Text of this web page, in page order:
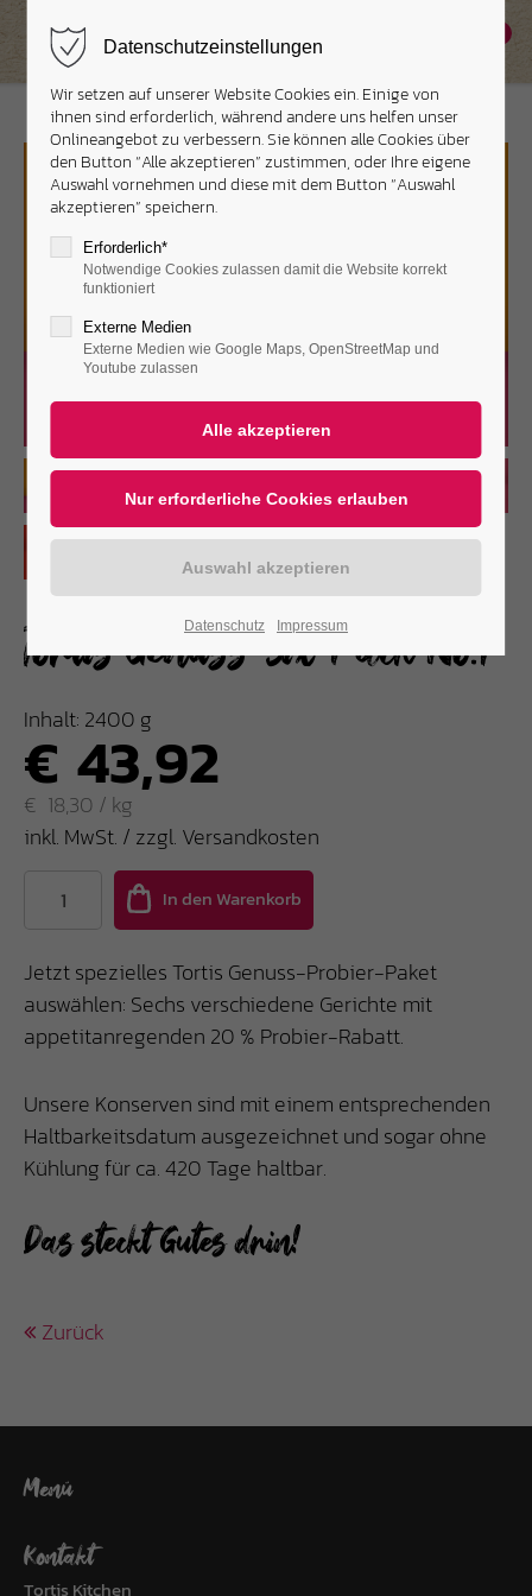
Tortis Genuss-Six-Pack No.1
Inhalt: 2400 g
€ 43,92
€ 18,30 / kg
inkl. MwSt. / zzgl. Versandkosten
Jetzt spezielles Tortis Genuss-Probier-Paket
auswählen: Sechs verschiedene Gerichte mit
appetitanregenden 20 % Probier-Rabatt.
Unsere Konserven sind mit einem entsprechenden
Haltbarkeitsdatum ausgezeichnet und sogar ohne
Kühlung für ca. 420 Tage haltbar.
Das steckt Gutes drin!
Zurück
Menü
Kontakt
Tortis Kitchen
Datenschutzeinstellungen
Wir setzen auf unserer Website Cookies ein. Einige von
ihnen sind erforderlich, während andere uns helfen unser
Onlineangebot zu verbessern. Sie können alle Cookies über
den Button “Alle akzeptieren” zustimmen, oder Ihre eigene
Auswahl vornehmen und diese mit dem Button “Auswahl
akzeptieren” speichern.
Erforderlich*
Notwendige Cookies zulassen damit die Website korrekt
funktioniert
Externe Medien
Externe Medien wie Google Maps, OpenStreetMap und
Youtube zulassen
Datenschutz Impressum